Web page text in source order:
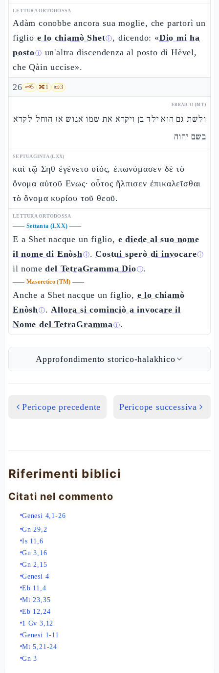
LETTURA ORTODOSSA
Adàm conobbe ancora sua moglie, che partorì un
figlio e lo chiamò Shetⓘ, dicendo: «Dio mi ha
postoⓘ un'altra discendenza al posto di Hèvel,
che Qàin uccise».
26 🗝️5 🔀1 📜3
EBRAICO (MT)
ולשת גם הוא ילד בן ויקרא את שמו אנוש אז הוחל לקרא
בשם יהוה
SEPTUAGINTA (LXX)
καὶ τῷ Σηθ ἐγένετο υἱός, ἐπωνόμασεν δὲ τὸ
ὄνομα αὐτοῦ Ενως· οὗτος ἤλπισεν ἐπικαλεῖσθαι
τὸ ὄνομα κυρίου τοῦ θεοῦ.
LETTURA ORTODOSSA
—— Settanta (LXX) ——
E a Shet nacque un figlio, e diede al suo nome
il nome di Enòshⓘ. Costui sperò di invocareⓘ
il nomedel TetraGramma Dioⓘ.
—— Masoretico (TM) ——
Anche a Shet nacque un figlio, e lo chiamò
Enòshⓘ.Allora si cominciò a invocare il
Nome del TetraGrammaⓘ.
Approfondimento storico-halakhico
Pericope precedente Pericope successiva
Riferimenti biblici
Citati nel commento
Genesi 4,1-26
Gn 29,2
Is 11,6
Gn 3,16
Gn 2,15
Genesi 4
Eb 11,4
Mt 23,35
Eb 12,24
1 Gv 3,12
Genesi 1-11
Mt 5,21-24
Gn 3